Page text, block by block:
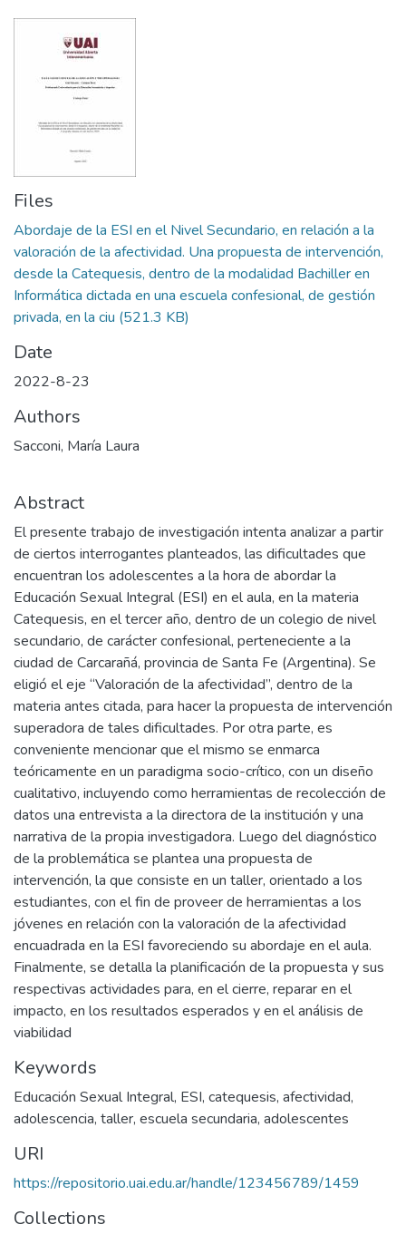
Files
Abordaje de la ESI en el Nivel Secundario, en relación a la
valoración de la afectividad. Una propuesta de intervención,
desde la Catequesis, dentro de la modalidad Bachiller en
Informática dictada en una escuela confesional, de gestión
privada, en la ciu (521.3 KB)
Date
2022-8-23
Authors
Sacconi, María Laura
Abstract
El presente trabajo de investigación intenta analizar a partir
de ciertos interrogantes planteados, las dificultades que
encuentran los adolescentes a la hora de abordar la
Educación Sexual Integral (ESI) en el aula, en la materia
Catequesis, en el tercer año, dentro de un colegio de nivel
secundario, de carácter confesional, perteneciente a la
ciudad de Carcarañá, provincia de Santa Fe (Argentina). Se
eligió el eje “Valoración de la afectividad”, dentro de la
materia antes citada, para hacer la propuesta de intervención
superadora de tales dificultades. Por otra parte, es
conveniente mencionar que el mismo se enmarca
teóricamente en un paradigma socio-crítico, con un diseño
cualitativo, incluyendo como herramientas de recolección de
datos una entrevista a la directora de la institución y una
narrativa de la propia investigadora. Luego del diagnóstico
de la problemática se plantea una propuesta de
intervención, la que consiste en un taller, orientado a los
estudiantes, con el fin de proveer de herramientas a los
jóvenes en relación con la valoración de la afectividad
encuadrada en la ESI favoreciendo su abordaje en el aula.
Finalmente, se detalla la planificación de la propuesta y sus
respectivas actividades para, en el cierre, reparar en el
impacto, en los resultados esperados y en el análisis de
viabilidad
Keywords
Educación Sexual Integral, ESI, catequesis, afectividad,
adolescencia, taller, escuela secundaria, adolescentes
URI
https://repositorio.uai.edu.ar/handle/123456789/1459
Collections